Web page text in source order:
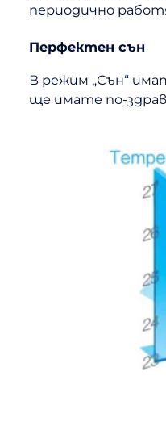
периодично
Перфектен сън
В режим „Сън“
ще имате по-